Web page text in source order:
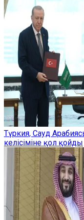
Түркия, Сауд
келісіміне қол қойды